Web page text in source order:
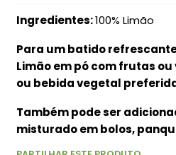
Ingredientes:100% Limão
Para um batido
Limão em pó com frutas
ou bebida vegetal
Também pode ser
misturado em bolos,